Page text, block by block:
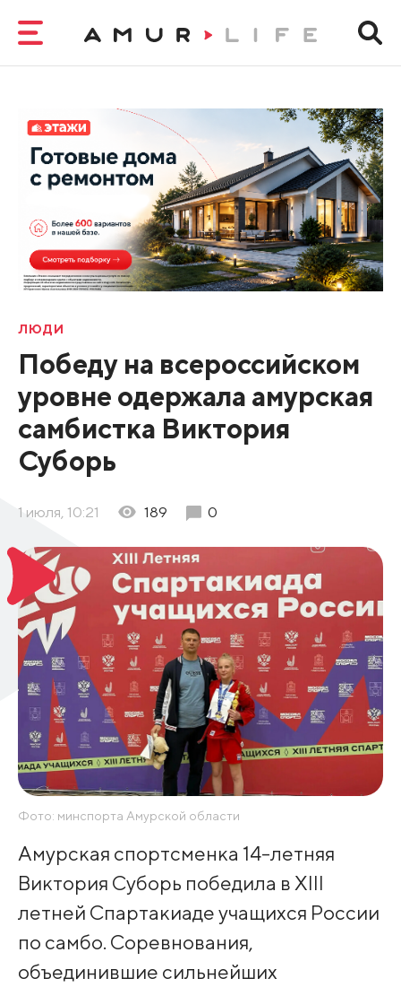
ЛЮДИ
Победу на всероссийском
уровне одержала амурская
самбистка Виктория
Суборь
1 июля, 10:21 189 0
Фото: минспорта Амурской области
Амурская спортсменка 14-летняя
Виктория Суборь победила в XIII
летней Спартакиаде учащихся России
по самбо. Соревнования,
объединившие сильнейших